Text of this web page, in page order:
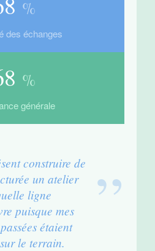
%
des échanges
%
générale
construire de
un atelier
ligne
puisque mes
étaient
le terrain.